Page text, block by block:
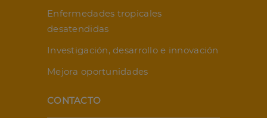
Enfermedades tropicales
desatendidas
Investigación, desarrollo e innovación
Mejora oportunidades
CONTACTO